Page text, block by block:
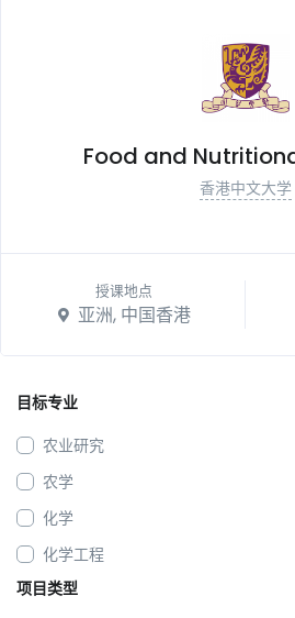
Food and
香港中文大学
授课地点
亚洲, 中国香港
目标专业
农业研究
农学
化学
化学工程
项目类型